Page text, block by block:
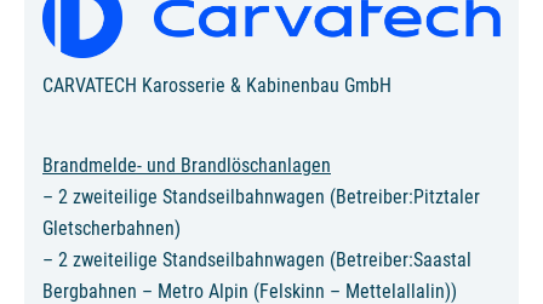
CARVATECH Karosserie & Kabinenbau GmbH
Brandmelde- und Brandlöschanlagen
– 2 zweiteilige Standseilbahnwagen (Betreiber:Pitztaler
Gletscherbahnen)
– 2 zweiteilige Standseilbahnwagen (Betreiber:Saastal
Bergbahnen – Metro Alpin (Felskinn – Mettelallalin))